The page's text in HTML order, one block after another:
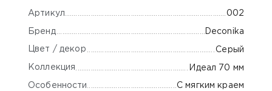
Артикул 002
Бренд Deconika
Цвет / декор Серый
Коллекция Идеал 70 мм
Особенности С мягким краем